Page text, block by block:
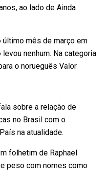
ao lado de Ainda
último mês de março em
nenhum. Na categoria
o norueguês Valor
sobre a relação de
no Brasil com o
na atualidade.
folhetim de Raphael
peso com nomes como